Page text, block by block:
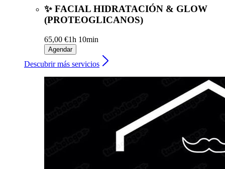
✨ FACIAL HIDRATACIÓN & GLOW
(PROTEOGLICANOS)
65,00 €1h 10min
Agendar
Descubrir más servicios